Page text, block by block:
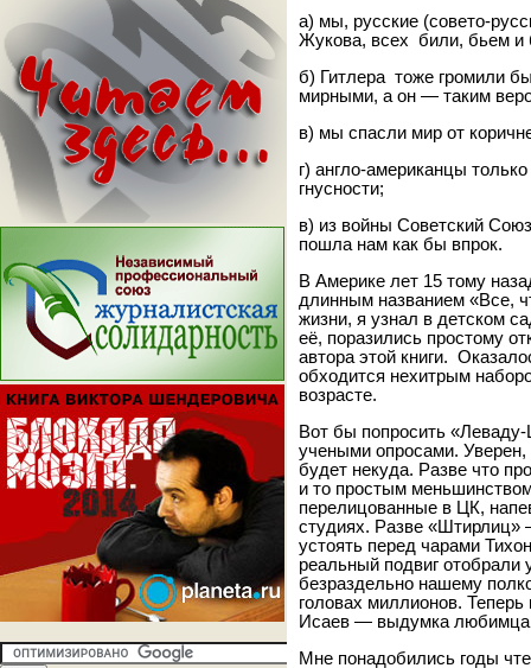
а) мы, русские (совето-
Жукова, всех били, бьем и
б) Гитлера тоже громили
мирными, а он — таким
в) мы спасли мир от
г) англо-американцы
гнусности;
в) из войны Советский
пошла нам как бы впрок.
В Америке лет 15 тому
длинным названием «Все,
жизни, я узнал в детском
её, поразились простому
автора этой книги.
обходится нехитрым
возрасте.
Вот бы попросить
учеными опросами. Уверен,
будет некуда. Разве что
и то простым
перелицованные в ЦК,
студиях. Разве «Штирлиц»
устоять перед чарами
реальный подвиг отобрали
безраздельно нашему
головах миллионов.
Исаев — выдумка
Мне понадобились годы